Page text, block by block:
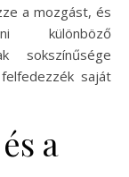
a mozgást, és
különböző
sokszínűsége
saját
a